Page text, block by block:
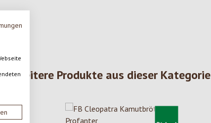
Weitere Produkte aus dieser Kategorie